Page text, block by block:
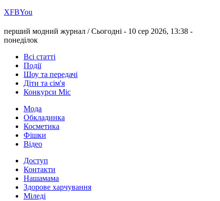
ХFBYou
перший модний журнал /Сьогодні - 10 сер 2026, 13:38 -
понеділок
Всі статті
Події
Шоу та передачі
Діти та сім'я
Конкурси Міс
Мода
Обкладинка
Косметика
Фішки
Відео
Доступ
Контакти
Нашамама
Здорове харчування
Міледі